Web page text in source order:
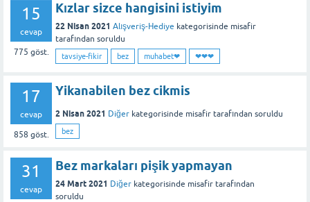
15
cevap
775 göst.
Kızlar sizce hangisini istiyim
22 Nisan 2021 Alışveriş-Hediye kategorisinde misafir
tarafından soruldu
tavsiye-fikir bez muhabet❤ ❤❤❤
17
cevap
858 göst.
Yikanabilen bez cikmis
2 Nisan 2021 Diğer kategorisinde misafir tarafından soruldu
bez
31
cevap
Bez markaları pişik yapmayan
24 Mart 2021 Diğer kategorisinde misafir tarafından
soruldu